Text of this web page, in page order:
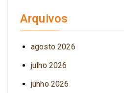
Arquivos
agosto 2026
julho 2026
junho 2026